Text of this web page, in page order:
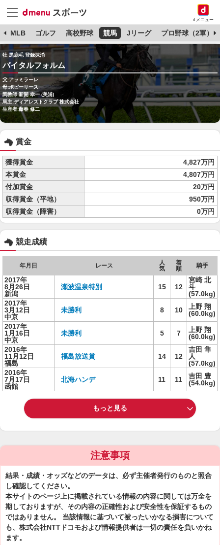
dメニュー
MLB ゴルフ 高校野球 競馬 Jリーグ プロ野球（2軍）
牡 黒鹿毛 登録抹消
バイタルフォルム
父:アッミラーレ
母:ポピーリース
調教師:新開 幸一 (美浦)
馬主:ディアレストクラブ 株式会社
生産者:藤春 修二
賞金
獲得賞金
4,827万円
本賞金
4,807万円
付加賞金
20万円
収得賞金（平地）
950万円
収得賞金（障害）
0万円
競走成績
年月日 レース
人
気
着
順
騎手
2017年
8月26日
新潟
瀬波温泉特別 15 12
宮崎 北
斗
(57.0kg)
2017年
3月12日
中京
未勝利 8 10
上野 翔
(60.0kg)
2017年
1月16日
中京
未勝利 5 7
上野 翔
(60.0kg)
2016年
11月12日
福島
福島放送賞 14 12
吉田 隼
人
(57.0kg)
2016年
7月17日
函館
北海ハンデ 11 11
吉田 豊
(54.0kg)
もっと見る
注意事項
結果・成績・オッズなどのデータは、必ず主催者発行のものと照合
し確認してください。
本サイトのページ上に掲載されている情報の内容に関しては万全を
期しておりますが、その内容の正確性および安全性を保証するもの
ではありません。 当該情報に基づいて被ったいかなる損害について
も、株式会社NTTドコモおよび情報提供者は一切の責任を負いかね
ます。